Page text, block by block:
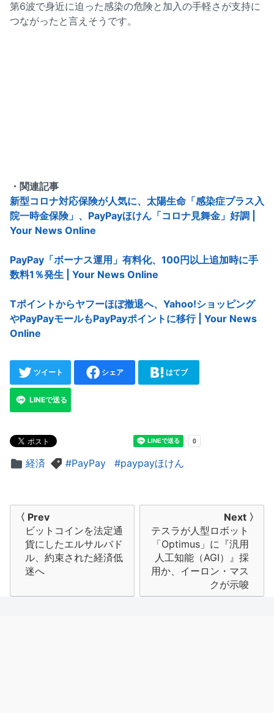
第6波で身近に迫った感染の危険と加入の手軽さが支持に
つながったと言えそうです。
・関連記事
新型コロナ対応保険が人気に、太陽生命「感染症プラス入
院一時金保険」、PayPayほけん「コロナ見舞金」好調 |
Your News Online
PayPay「ボーナス運用」有料化、100円以上追加時に手
数料1％発生 | Your News Online
Tポイントからヤフーほぼ撤退へ、Yahoo!ショッピング
やPayPayモールもPayPayポイントに移行 | Your News
Online
ツイート シェア はてブ
LINEで送る
経済 PayPay paypayほけん
〈 Prev
ビットコインを法定通
貨にしたエルサルバド
ル、約束された経済低
迷へ
Next 〉
テスラが人型ロボット
「Optimus」に『汎用
人工知能（AGI）』採
用か、イーロン・マス
クが示唆